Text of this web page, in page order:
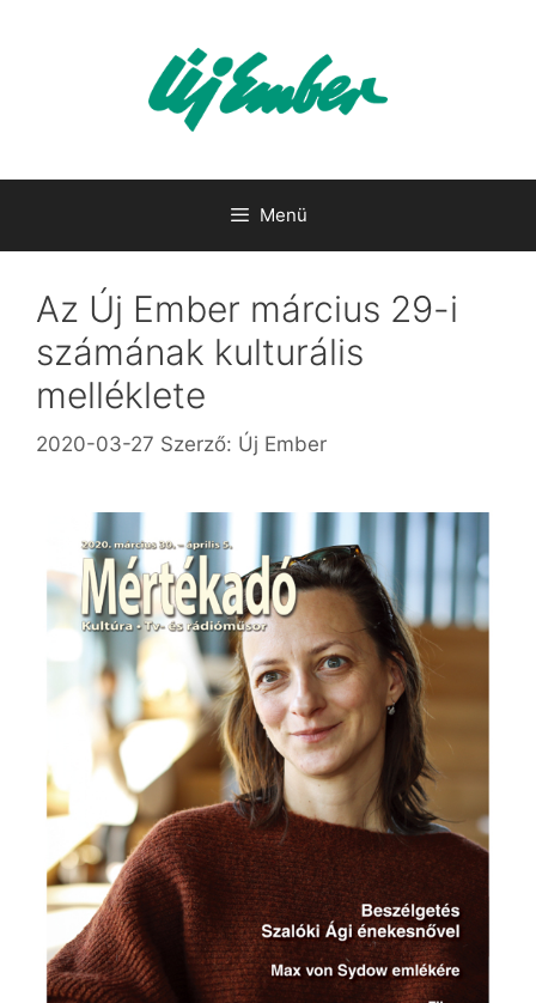
Menü
Az Új Ember március 29-i
számának kulturális
melléklete
2020-03-27 Szerző: Új Ember